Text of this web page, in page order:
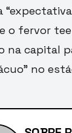
o fervor
na capital
no